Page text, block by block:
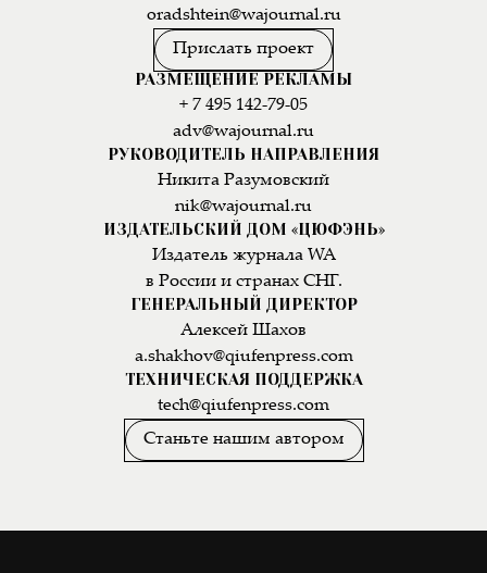
oradshtein@wajournal.ru
Прислать проект
РАЗМЕЩЕНИЕ РЕКЛАМЫ
+ 7 495 142-79-05
adv@wajournal.ru
РУКОВОДИТЕЛЬ НАПРАВЛЕНИЯ
Никита Разумовский
nik@wajournal.ru
ИЗДАТЕЛЬСКИЙ ДОМ «ЦЮФЭНЬ»
Издатель журнала WA
в России и странах СНГ.
ГЕНЕРАЛЬНЫЙ ДИРЕКТОР
Алексей Шахов
a.shakhov@qiufenpress.com
ТЕХНИЧЕСКАЯ ПОДДЕРЖКА
tech@qiufenpress.com
Станьте нашим автором